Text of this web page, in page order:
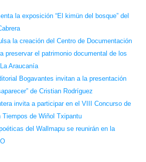
la exposición “El kimün del bosque” del
la creación del Centro de Documentación
preservar el patrimonio documental de los
Araucanía
Bogavantes invitan a la presentación
de Cristian Rodríguez
invita a participar en el VIII Concurso de
Tiempos de Wiñol Txipantu
del Wallmapu se reunirán en la